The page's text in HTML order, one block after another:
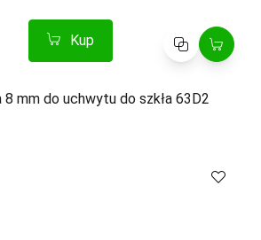
Kup Porównaj
8 mm do uchwytu do szkła 63D2